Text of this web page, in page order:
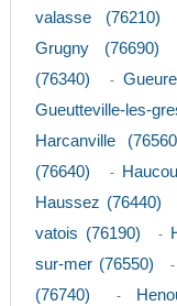
valasse (76210)
Grugny (76690)
(76340)
-
Gueutteville-les-
Harcanville
(76640)
-
Haussez (76440)
vatois (76190)
-
sur-mer (76550)
-
(76740)
-